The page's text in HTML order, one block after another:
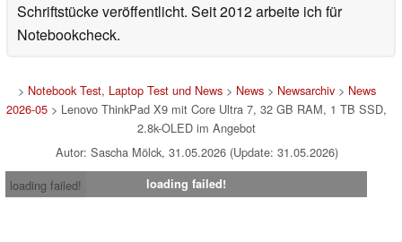
Schriftstücke veröffentlicht. Seit 2012 arbeite ich für
Notebookcheck.
> Notebook Test, Laptop Test und News> News> Newsarchiv> News
2026-05 > Lenovo ThinkPad X9 mit Core Ultra 7, 32 GB RAM, 1 TB SSD,
2.8k-OLED im Angebot
Autor: Sascha Mölck, 31.05.2026 (Update: 31.05.2026)
loading failed!
loading failed!